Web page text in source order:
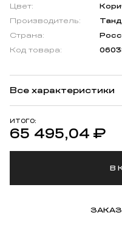
ИТОГО:
65 495,04 ₽
В
Цвет:
Производитель:
Страна:
Код товара:
Все характеристики